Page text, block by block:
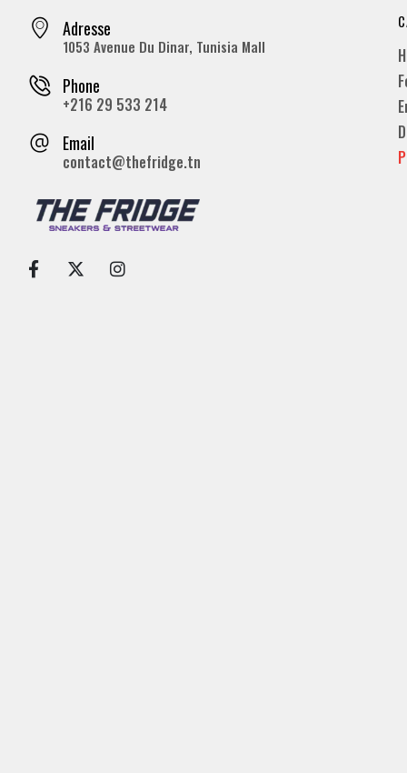
Adresse
1053 Avenue Du Dinar, Tunisia Mall
Phone
+216 29 533 214
Email
contact@thefridge.tn